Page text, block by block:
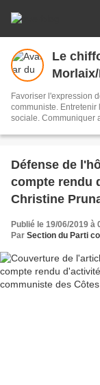
Le
Favoriser l'expression
communiste. Entretenir la mémoire des débats et des luttes de la gauche
sociale.
Défense de
compte rendu
Christine
Côtes d'Armor
Publié le 19/06/2019 à
Par Section du Parti